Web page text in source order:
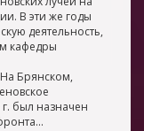
В эти же годы
деятельность,
кафедры
Брянском,
г. был назначен